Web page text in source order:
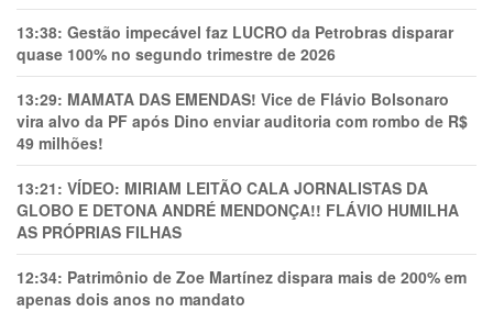
13:38: Gestão impecável faz LUCRO da Petrobras disparar
quase 100% no segundo trimestre de 2026
13:29: MAMATA DAS EMENDAS! Vice de Flávio Bolsonaro
vira alvo da PF após Dino enviar auditoria com rombo de R$
49 milhões!
13:21: VÍDEO: MIRIAM LEITÃO CALA JORNALISTAS DA
GLOBO E DETONA ANDRÉ MENDONÇA!! FLÁVIO HUMILHA
AS PRÓPRIAS FILHAS
12:34: Patrimônio de Zoe Martínez dispara mais de 200% em
apenas dois anos no mandato